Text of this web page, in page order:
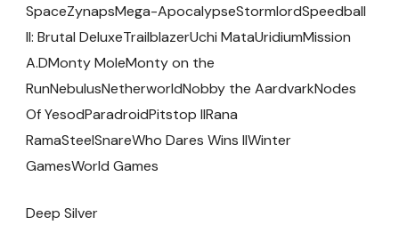
SpaceZynapsMega-ApocalypseStormlordSpeedball
II: Brutal DeluxeTrailblazerUchi MataUridiumMission
A.DMonty MoleMonty on the
RunNebulusNetherworldNobby the AardvarkNodes
Of YesodParadroidPitstop IIRana
RamaSteelSnareWho Dares Wins IIWinter
GamesWorld Games
Deep Silver